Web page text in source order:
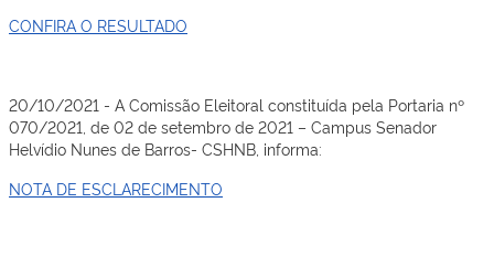
CONFIRA O RESULTADO
20/10/2021 - A Comissão Eleitoral constituída pela Portaria nº
070/2021, de 02 de setembro de 2021 – Campus Senador
Helvídio Nunes de Barros- CSHNB, informa:
NOTA DE ESCLARECIMENTO